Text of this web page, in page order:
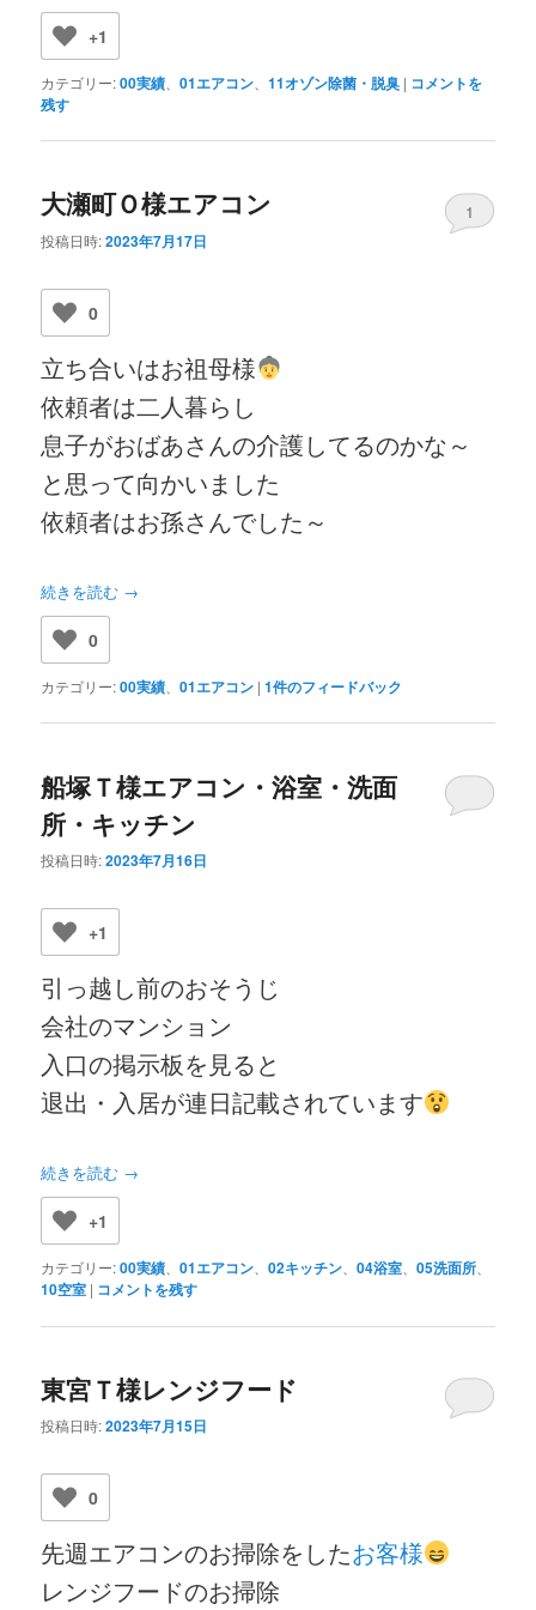
+1
カテゴリー:00実績 、01エアコン 、11オゾン除菌・脱臭 | コメントを
残す
大瀬町Ｏ様エアコン
投稿日時:2023年7月17日
1
0
立ち合いはお祖母様
依頼者は二人暮らし
息子がおばあさんの介護してるのかな～
と思って向かいました
依頼者はお孫さんでした～
続きを読む →
0
カテゴリー:00実績 、01エアコン |1件のフィードバック
船塚Ｔ様エアコン・浴室・洗面
所・キッチン
投稿日時:2023年7月16日
+1
引っ越し前のおそうじ
会社のマンション
入口の掲示板を見ると
退出・入居が連日記載されています
続きを読む →
+1
カテゴリー:00実績、01エアコン、02キッチン、04浴室、05洗面所、
10空室 | コメントを残す
東宮Ｔ様レンジフード
投稿日時:2023年7月15日
0
先週エアコンのお掃除をしたお客様
レンジフードのお掃除